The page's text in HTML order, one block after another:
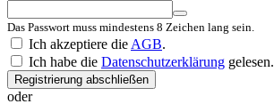
Das Passwort muss mindestens 8 Zeichen lang sein.
Country
Ich akzeptiere die AGB.
Ich habe die Datenschutzerklärung gelesen.
Registrierung abschließen
oder